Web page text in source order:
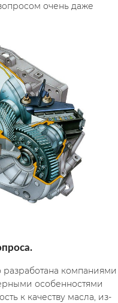
очень даже
разработана компаниями
особенностями
к качеству масла, из-